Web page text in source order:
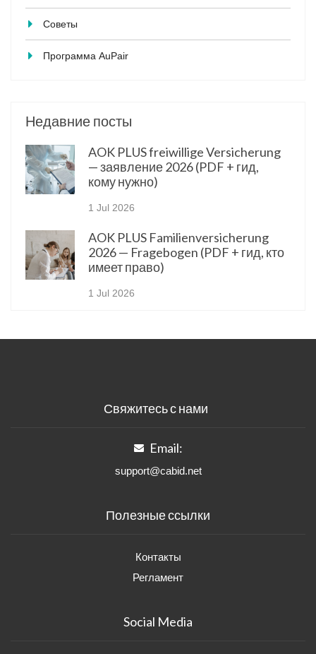
Советы
Программа AuPair
Недавние посты
AOK PLUS freiwillige Versicherung
— заявление 2026 (PDF + гид,
кому нужно)
1 Jul 2026
AOK PLUS Familienversicherung
2026 — Fragebogen (PDF + гид, кто
имеет право)
1 Jul 2026
Свяжитесь с нами
Email:
support@cabid.net
Полезные ссылки
Контакты
Регламент
Social Media